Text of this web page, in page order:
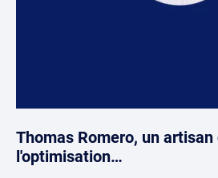
Thomas Romero, un
l'optimisation…